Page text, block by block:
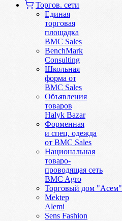
Торгов. сети
Единая
торговая
площадка
BMC Sales
BenchMark
Consulting
Школьная
форма от
BMC Sales
Объявления
товаров
Halyk Bazar
Форменная
и спец. одежда
от BMC Sales
Национальная
товаро-
проводящая сеть
BMC Agro
Торговый дом "Асем"
Mektep
Alemi
Sens Fashion